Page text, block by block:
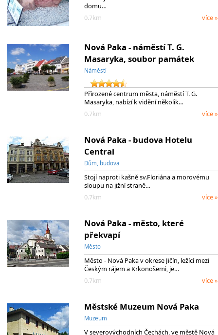
domu…
0.7km
více »
Nová Paka - náměstí T. G.
Masaryka, soubor památek
Náměstí
Přirozené centrum města, náměstí T. G.
Masaryka, nabízí k vidění několik…
0.7km
více »
Nová Paka - budova Hotelu
Central
Dům, budova
Stojí naproti kašně sv.Floriána a morovému
sloupu na jižní straně…
0.7km
více »
Nová Paka - město, které
překvapí
Město
Město - Nová Paka v okrese Jičín, ležící mezi
Českým rájem a Krkonošemi, je…
0.7km
více »
Městské Muzeum Nová Paka
Muzeum
V severovýchodních Čechách, ve městě Nová